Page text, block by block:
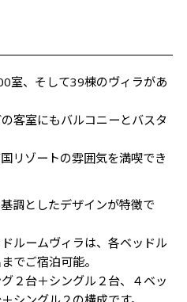
室、そして39棟のヴィラがあ
客室にもバルコニーとバスタ
リゾートの雰囲気を満喫でき
調としたデザインが特徴で
ルームヴィラは、各ベッドル
でご宿泊可能。
２台＋シングル２台、４ベッ